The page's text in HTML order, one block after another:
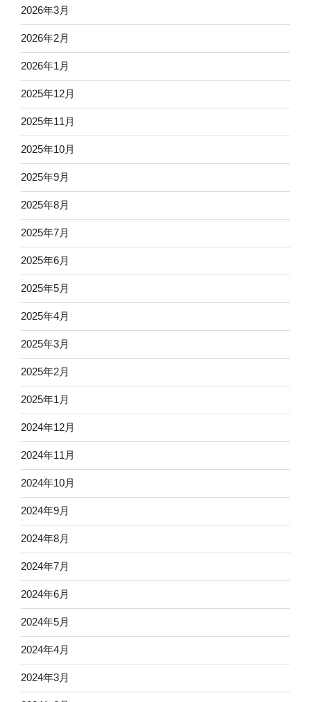
2026年3月
2026年2月
2026年1月
2025年12月
2025年11月
2025年10月
2025年9月
2025年8月
2025年7月
2025年6月
2025年5月
2025年4月
2025年3月
2025年2月
2025年1月
2024年12月
2024年11月
2024年10月
2024年9月
2024年8月
2024年7月
2024年6月
2024年5月
2024年4月
2024年3月